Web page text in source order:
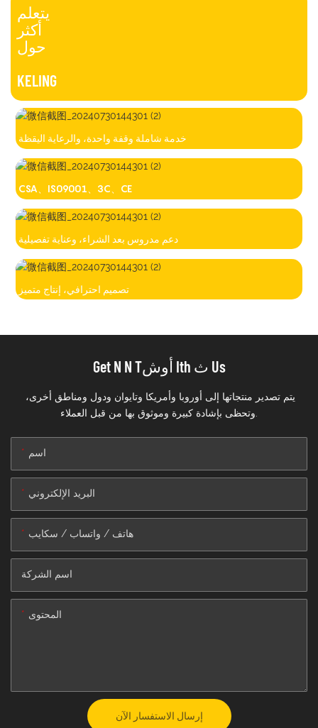
يتعلم
أكثر
حول
KELING
خدمة شاملة وقفة واحدة، والرعاية اليقظة
CSA、IS09001、3C、CE
دعم مدروس بعد الشراء، وعناية تفصيلية
تصميم احترافي، إنتاج متميز
Get N N Tأوش Ith ث Us
وتحظى بإشادة كبيرة وموثوق بها من قبل العملاء.
اسم
البريد الإلكتروني
هاتف / واتساب / سكايب
اسم الشركة
المحتوى
إرسال الاستفسار الآن